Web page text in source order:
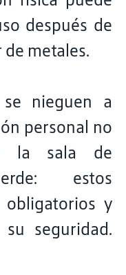
después de
metales.
nieguen a
personal no
la sala de
estos
obligatorios y
seguridad.